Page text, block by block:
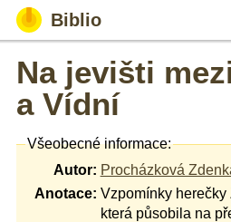
Biblio
Na jevišti
a Vídní
Všeobecné informace:
Autor: Procházková
Anotace: Vzpomínky
která působila na